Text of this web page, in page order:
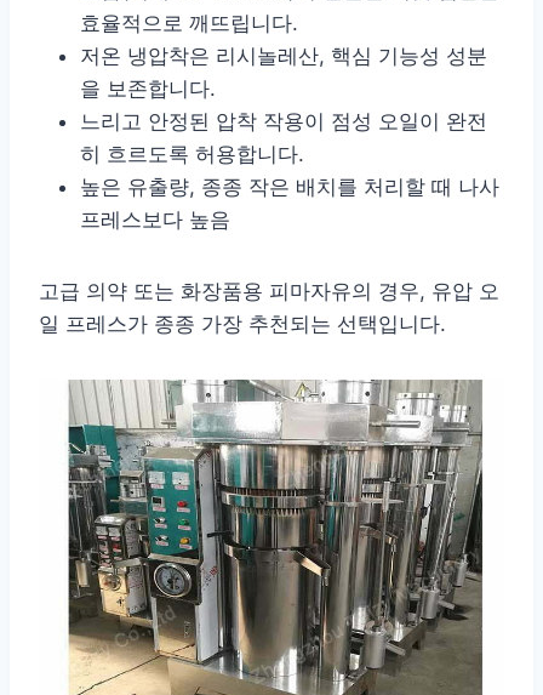
효율적으로 깨뜨립니다.
저온 냉압착은 리시놀레산, 핵심 기능성 성분
을 보존합니다.
느리고 안정된 압착 작용이 점성 오일이 완전
히 흐르도록 허용합니다.
높은 유출량, 종종 작은 배치를 처리할 때 나사
프레스보다 높음
고급 의약 또는 화장품용 피마자유의 경우, 유압 오
일 프레스가 종종 가장 추천되는 선택입니다.